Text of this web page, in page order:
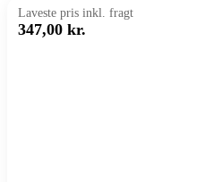
Laveste pris inkl. fragt
347,00 kr.